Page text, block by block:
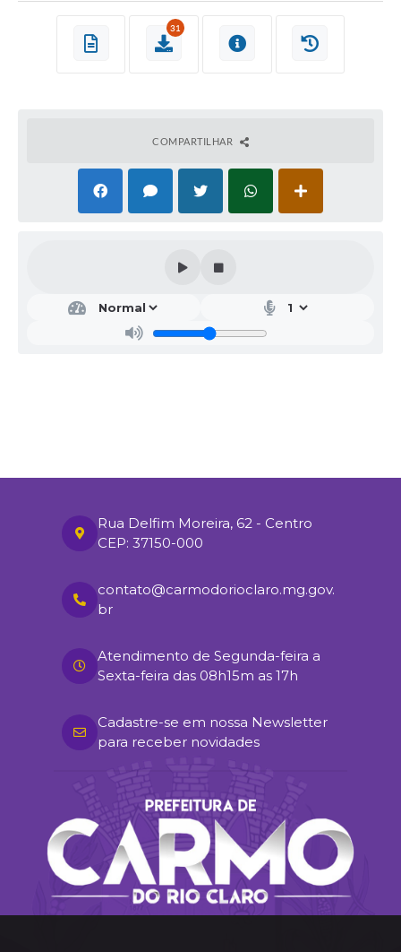
31
COMPARTILHAR
Rua Delfim Moreira, 62 - Centro
CEP: 37150-000
contato@carmodorioclaro.mg.gov.
br
Atendimento de Segunda-feira a
Sexta-feira das 08h15m as 17h
Cadastre-se em nossa Newsletter
para receber novidades